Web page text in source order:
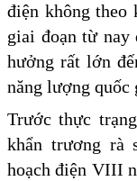
điện không theo
giai đoạn từ nay
hưởng rất lớn
năng lượng
Trước thực
khẩn trương rà
hoạch điện VIII